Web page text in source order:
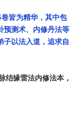
皆为精华，其中包
预测术、内修丹法等
子以法入道，追求自
结缘雷法内修法本，